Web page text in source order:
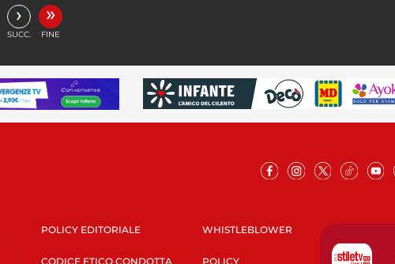
›
SUCC.
»
FINE
POLICY EDITORIALE
CODICE ETICO CONDOTTA
WHISTLEBLOWER
POLICY